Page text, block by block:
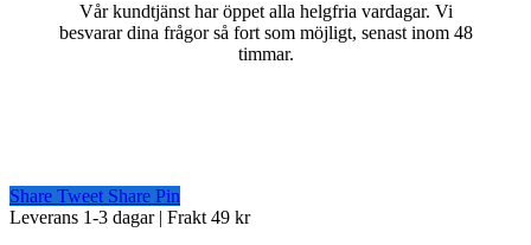
Vår kundtjänst har öppet alla helgfria vardagar. Vi
besvarar dina frågor så fort som möjligt, senast inom 48
timmar.
Share Tweet Share Pin
Close
Leverans 1-3 dagar | Frakt 49 kr